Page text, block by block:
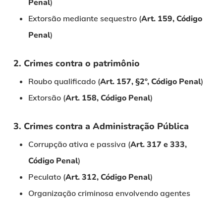
Penal)
Extorsão mediante sequestro (Art. 159, Código
Penal)
2. Crimes contra o patrimônio
Roubo qualificado (Art. 157, §2º, Código Penal)
Extorsão (Art. 158, Código Penal)
3. Crimes contra a Administração Pública
Corrupção ativa e passiva (Art. 317 e 333,
Código Penal)
Peculato (Art. 312, Código Penal)
Organização criminosa envolvendo agentes